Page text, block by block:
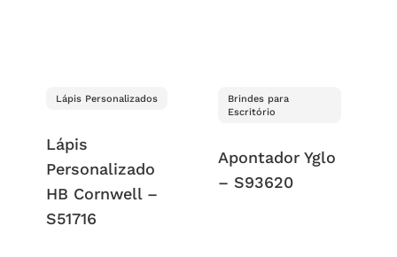
Lápis Personalizados
Lápis
Personalizado
HB Cornwell –
S51716
Brindes para
Escritório
Apontador Yglo
– S93620